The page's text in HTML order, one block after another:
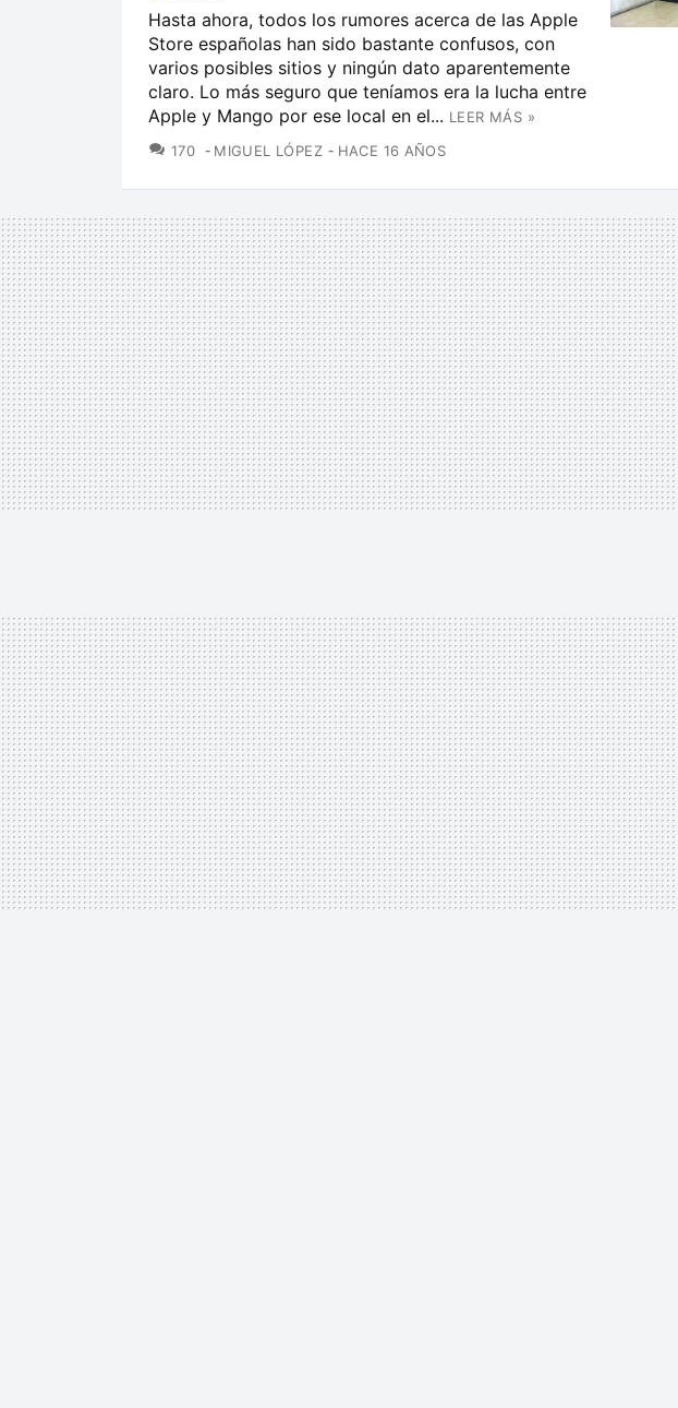
Hasta ahora, todos los rumores acerca de las Apple
Store españolas han sido bastante confusos, con
varios posibles sitios y ningún dato aparentemente
claro. Lo más seguro que teníamos era la lucha entre
Apple y Mango por ese local en el... LEER MÁS »
170 COMENTARIOS
MIGUEL LÓPEZ HACE 16 AÑOS